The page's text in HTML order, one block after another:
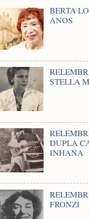
BERTA
ANOS
STELLA
DUPLA
INHANA
FRONZI